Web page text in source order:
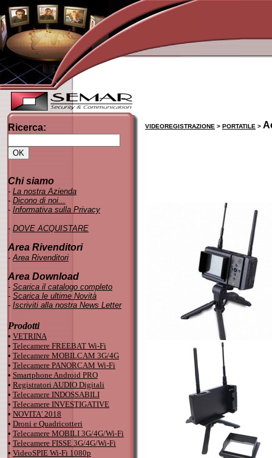
Ricerca:
Chi siamo
- La nostra Azienda
- Dicono di noi...
- Informativa sulla Privacy
- DOVE ACQUISTARE
Area Rivenditori
-Area Rivenditori
Area Download
- Scarica il catalogo completo
- Scarica le ultime Novità
- Iscriviti alla nostra News Letter
Prodotti
• VETRINA
• Telecamere FREEBAT Wi-Fi
• Telecamere MOBILCAM 3G/4G
• Telecamere PANORCAM Wi-Fi
• Smartphone Android PRO
• Registratori AUDIO Digitali
• Telecamere INDOSSABILI
• Telecamere INVESTIGATIVE
• NOVITA' 2018
• Droni e Quadricotteri
• Telecamere MOBILI 3G/4G/Wi-Fi
• Telecamere FISSE 3G/4G/Wi-Fi
• VideoSPIE Wi-Fi 1080p
VIDEOREGISTRAZIONE > PORTATILE >